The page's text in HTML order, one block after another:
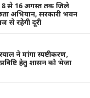
8 से 16 अगस्त तक जिले
अभियान, सरकारी भवन
से रहेगी दूरी
ने मांगा स्पष्टीकरण,
हेतु शासन को भेजा